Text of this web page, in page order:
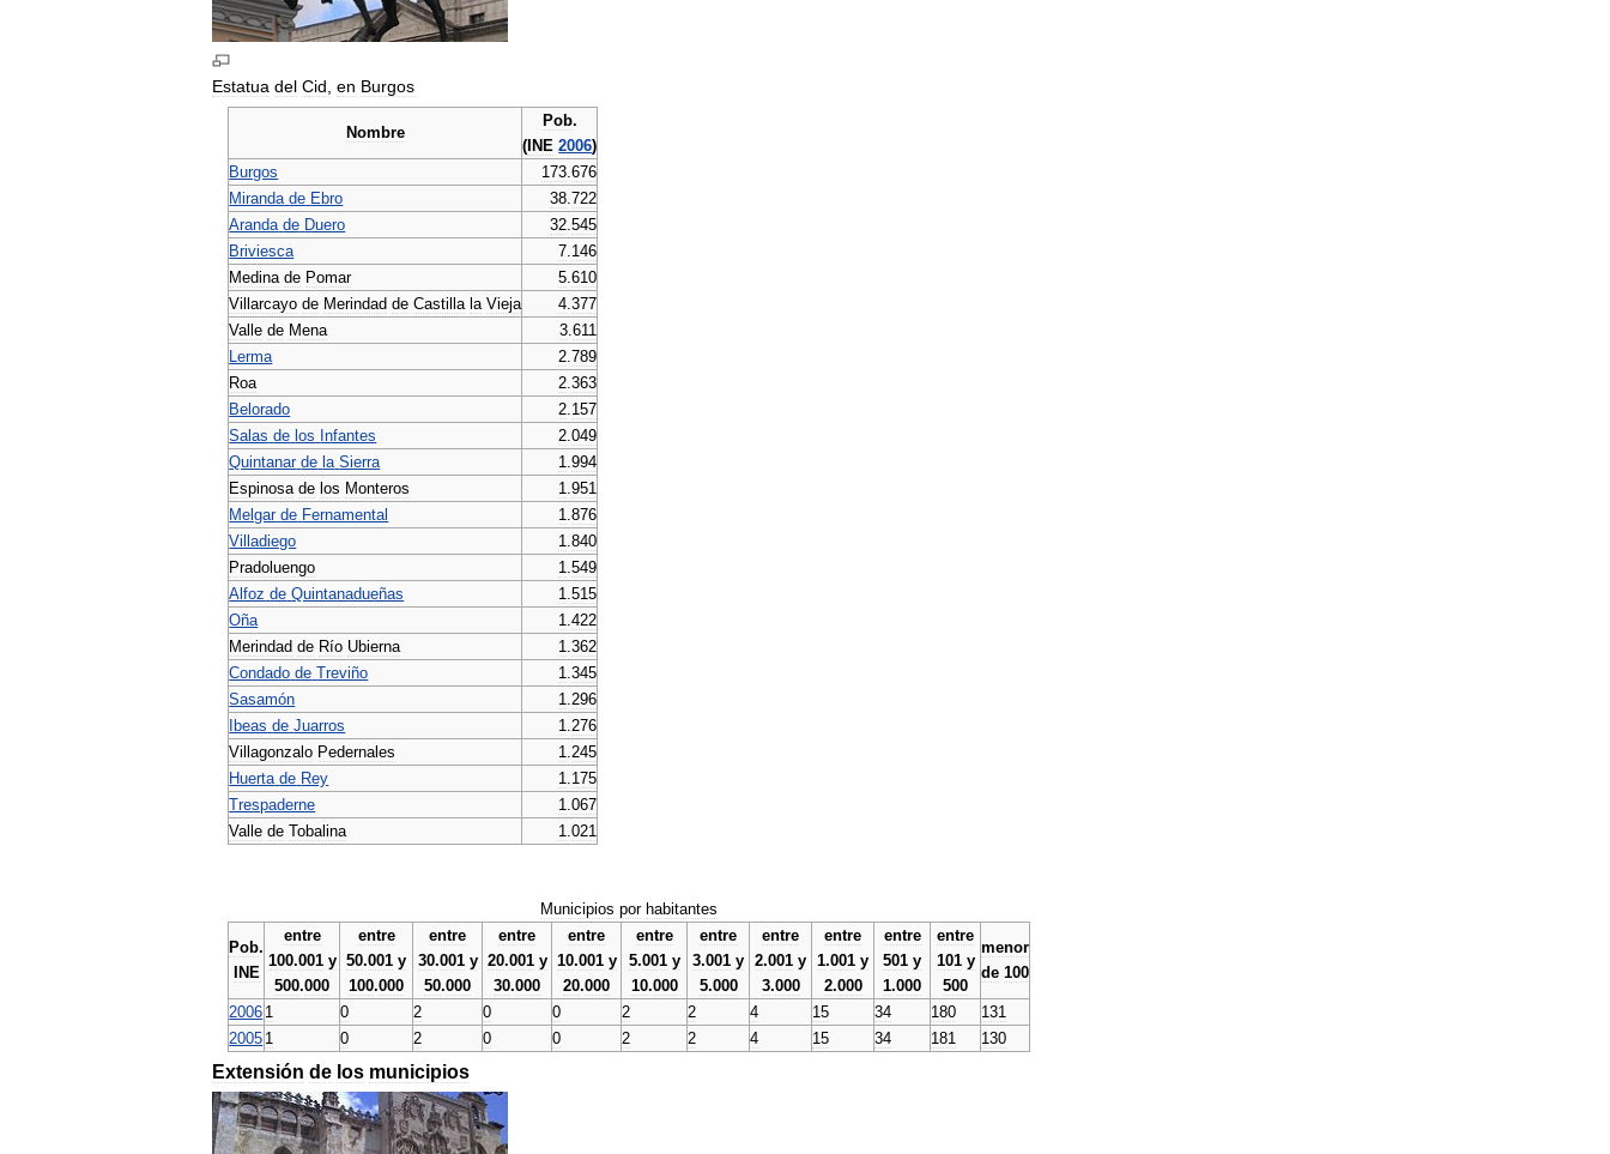
Estatua del Cid en Burgos
Nombre
Pob.
( INE 2006)
Burgos
173.676
Miranda de Ebro 38.722
Aranda de Duero 32.545
Briviesca
7.146
Medina de Pomar 5.610
Villarcayo de Merindad de Castilla la Vieja 4.377
Valle de Mena 3.611
Lerma
2.789
Roa
2.363
Belorado
2.157
Salas de los Infantes 2.049
Quintanar de la Sierra 1.994
Espinosa de los Monteros 1.951
Melgar de Fernamental 1.876
Villadiego
1.840
Pradoluengo
1.549
Alfoz de Quintanadueñas 1.515
Oña
1.422
Merindad de Río Ubierna 1.362
Condado de Treviño 1.345
Sasamón
1.296
Ibeas de Juarros 1.276
Villagonzalo Pedernales 1.245
Huerta de Rey 1.175
Trespaderne
1.067
Valle de Tobalina 1.021
Municipios por habitantes
Pob.
INE
entre
100.001 y
500.000
entre
50.001 y
100.000
entre
30.001 y
50.000
entre
20.001 y
30.000
entre
10.001 y
20.000
entre
5.001 y
10.000
entre
3.001 y
5.000
entre
2.001 y
3.000
entre
1.001 y
2.000
entre
501 y
1.000
entre
101 y
500
menor
de 100
2006 1 0 2 0 0 2 2 4 15 34 180
131
2005 1 0 2 0 0 2 2 4 15 34 181 130
Extensión de los municipios